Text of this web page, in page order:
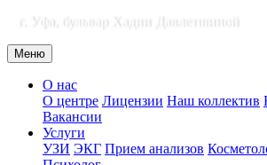
г. Уфа, бульвар Хадии Давлетшиной
Меню
О нас
О центре Лицензии Наш коллектив
Вакансии
Услуги
УЗИ ЭКГ Прием анализов